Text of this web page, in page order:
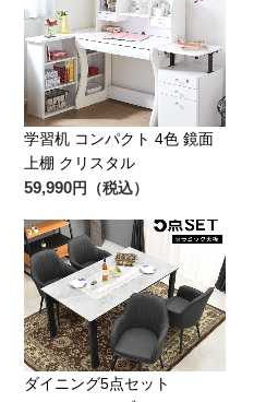
学習机 コンパクト 4色 鏡面
上棚 クリスタル
59,990円（税込）
ダイニング5点セット